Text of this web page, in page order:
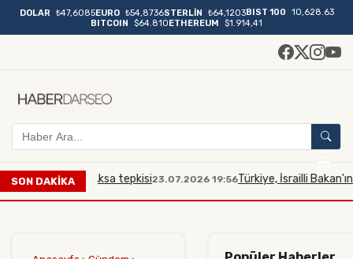
DOLAR ₺47,6085EURO ₺54,8736STERLİN ₺64,1203BIST 100
10,628.63
BITCOIN
$64.810ETHEREUM $1.914,41
SON DAKİKA
Mescidi Aksa tepkisi23.07.2026 19:56Türkiye, İsrailli Bakan'ın